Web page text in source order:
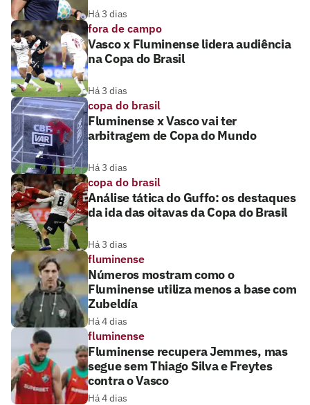
Há 3 dias
fora de campo
Vasco x Fluminense lidera audiência
na Copa do Brasil
Há 3 dias
copa do brasil
Fluminense x Vasco vai ter
arbitragem de Copa do Mundo
Há 3 dias
copa do brasil
Análise tática do Guffo: os destaques
da ida das oitavas da Copa do Brasil
Há 3 dias
fluminense
Números mostram como o
Fluminense utiliza menos a base com
Zubeldía
Há 4 dias
fluminense
Fluminense recupera Jemmes, mas
segue sem Thiago Silva e Freytes
contra o Vasco
Há 4 dias